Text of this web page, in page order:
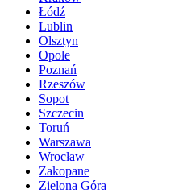
Łódź
Lublin
Olsztyn
Opole
Poznań
Rzeszów
Sopot
Szczecin
Toruń
Warszawa
Wrocław
Zakopane
Zielona Góra